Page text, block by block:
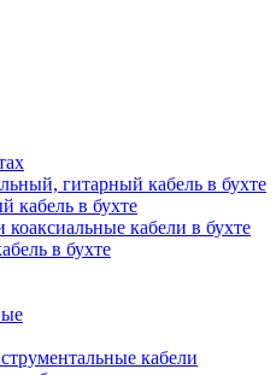
гитарный кабель в бухте
кабель в бухте
кабели в бухте
в бухте
кабели